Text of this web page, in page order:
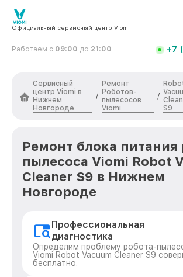
Официальный сервисный центр Viomi
Работаем с 09:00 до 21:00 +7
Сервисный
центр Viomi в
Нижнем
Новгороде
/
Ремонт
Роботов-
пылесосов
Viomi
/
S9
Ремонт блока питания
пылесоса Viomi Robot
Cleaner S9 в Нижнем
Новгороде
Профессиональная
диагностика
Определим проблему робота-
Viomi Robot Vacuum Cleaner S9
бесплатно.